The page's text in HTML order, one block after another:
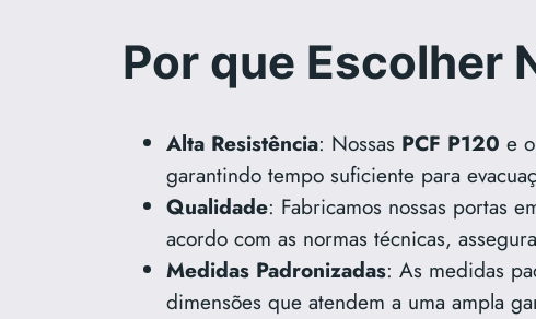
Por que Escolher
Alta Resistência: Nossas PCF P120 e
garantindo tempo suficiente para
Qualidade: Fabricamos nossas portas
acordo com as normas técnicas,
Medidas Padronizadas: As medidas
dimensões que atendem a uma ampla